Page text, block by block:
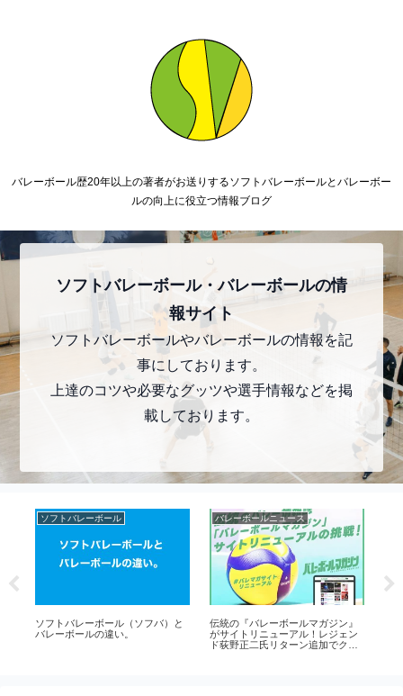
バレーボール歴20年以上の著者がお送りするソフトバレーボールとバレーボー
ルの向上に役立つ情報ブログ
ソフトバレーボール・バレーボールの情
報サイト
ソフトバレーボールやバレーボールの情報を記
事にしております。
上達のコツや必要なグッツや選手情報などを掲
載しております。
ソフトバレーボール
ソフトバレーボール（ソフバ）と
バレーボールの違い。
バレーボールニュース
伝統の『バレーボールマガジン』
がサイトリニューアル！レジェン
ド荻野正二氏リターン追加でクラ